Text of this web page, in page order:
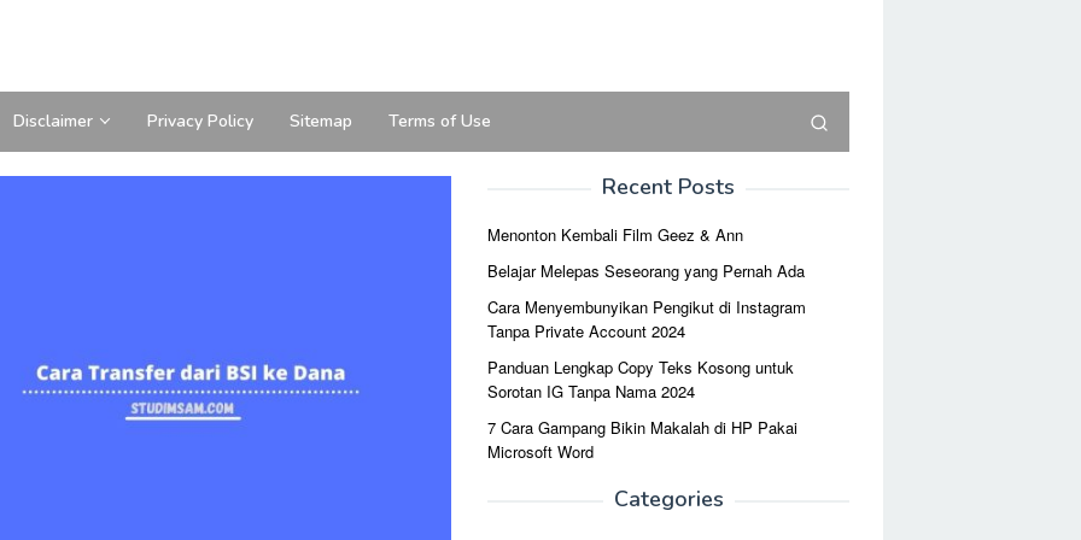
Disclaimer Privacy Policy Sitemap Terms of Use
Recent Posts
Menonton Kembali Film Geez & Ann
Belajar Melepas Seseorang yang Pernah Ada
Cara Menyembunyikan Pengikut di Instagram
Tanpa Private Account 2024
Panduan Lengkap Copy Teks Kosong untuk
Sorotan IG Tanpa Nama 2024
7 Cara Gampang Bikin Makalah di HP Pakai
Microsoft Word
Categories